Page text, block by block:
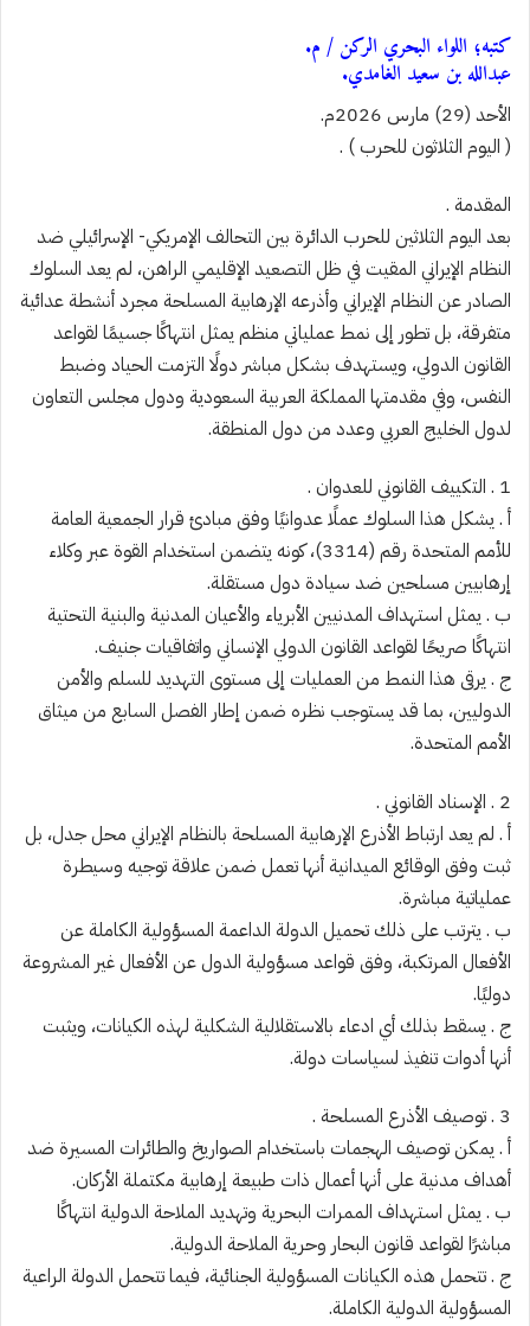
كتبه؛ اللواء البحري الركن / م.
عبدالله بن سعيد الغامدي.
الأحد (29) مارس 2026م.
( اليوم الثلاثون للحرب ) .
المقدمة .
بعد اليوم الثلاثين للحرب الدائرة بين التحالف الإمريكي- الإسرائيلي ضد
النظام الإيراني المقيت في ظل التصعيد الإقليمي الراهن، لم يعد السلوك
الصادر عن النظام الإيراني وأذرعه الإرهابية المسلحة مجرد أنشطة عدائية
متفرقة، بل تطور إلى نمط عملياتي منظم يمثل انتهاكًا جسيمًا لقواعد
القانون الدولي، ويستهدف بشكل مباشر دولًا التزمت الحياد وضبط
النفس، وفي مقدمتها المملكة العربية السعودية ودول مجلس التعاون
لدول الخليج العربي وعدد من دول المنطقة.
1 . التكييف القانوني للعدوان .
أ . يشكل هذا السلوك عملًا عدوانيًا وفق مبادئ قرار الجمعية العامة
للأمم المتحدة رقم (3314)، كونه يتضمن استخدام القوة عبر وكلاء
إرهابيين مسلحين ضد سيادة دول مستقلة.
ب . يمثل استهداف المدنيين الأبرياء والأعيان المدنية والبنية التحتية
انتهاكًا صريحًا لقواعد القانون الدولي الإنساني واتفاقيات جنيف.
ج . يرقى هذا النمط من العمليات إلى مستوى التهديد للسلم والأمن
الدوليين، بما قد يستوجب نظره ضمن إطار الفصل السابع من ميثاق
الأمم المتحدة.
2 . الإسناد القانوني .
أ . لم يعد ارتباط الأذرع الإرهابية المسلحة بالنظام الإيراني محل جدل، بل
ثبت وفق الوقائع الميدانية أنها تعمل ضمن علاقة توجيه وسيطرة
عملياتية مباشرة.
ب . يترتب على ذلك تحميل الدولة الداعمة المسؤولية الكاملة عن
الأفعال المرتكبة، وفق قواعد مسؤولية الدول عن الأفعال غير المشروعة
دوليًا.
ج . يسقط بذلك أي ادعاء بالاستقلالية الشكلية لهذه الكيانات، ويثبت
أنها أدوات تنفيذ لسياسات دولة.
3 . توصيف الأذرع المسلحة .
أ . يمكن توصيف الهجمات باستخدام الصواريخ والطائرات المسيرة ضد
أهداف مدنية على أنها أعمال ذات طبيعة إرهابية مكتملة الأركان.
ب . يمثل استهداف الممرات البحرية وتهديد الملاحة الدولية انتهاكًا
مباشرًا لقواعد قانون البحار وحرية الملاحة الدولية.
ج . تتحمل هذه الكيانات المسؤولية الجنائية، فيما تتحمل الدولة الراعية
المسؤولية الدولية الكاملة.